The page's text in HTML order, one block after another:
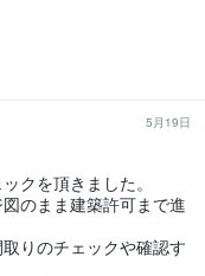
5月19日
クを頂きました。
のまま建築許可まで進
りのチェックや確認す